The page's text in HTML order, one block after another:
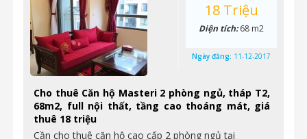
Cho thuê Căn hộ Masteri 2 phòng ngủ, tháp T2,
68m2, full nội thất, tầng cao thoáng mát, giá
thuê 18 triệu
Cần cho thuê căn hộ cao cấp 2 phòng ngủ tại
18 Triệu
Diện tích:68 m2
Ngày đăng: 11-12-2017